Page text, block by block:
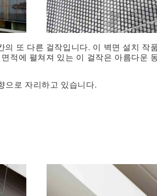
의 또 다른 걸작입니다. 이 벽면 설치 작
적에 펼쳐져 있는 이 걸작은 아름다운
으로 자리하고 있습니다.